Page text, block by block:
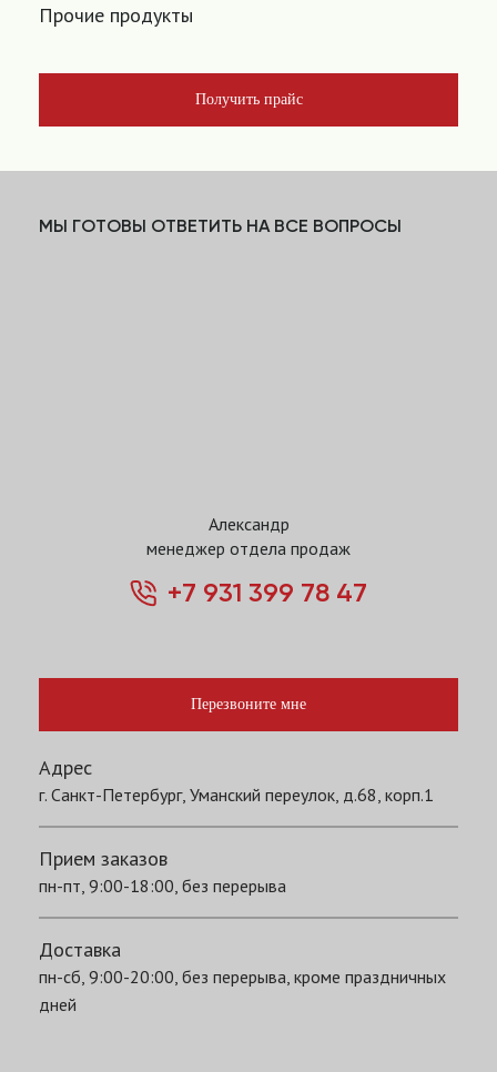
Прочие продукты
Получить прайс
МЫ ГОТОВЫ ОТВЕТИТЬ НА ВСЕ ВОПРОСЫ
Александр
менеджер отдела продаж
+7 931 399 78 47
Перезвоните мне
Адрес
г. Санкт-Петербург, Уманский переулок, д.68, корп.1
Прием заказов
пн-пт, 9:00-18:00, без перерыва
Доставка
пн-сб, 9:00-20:00, без перерыва, кроме праздничных
дней